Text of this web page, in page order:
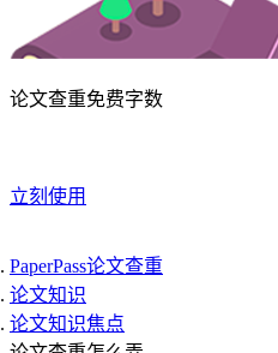
论文查重免费字数
立刻使用
PaperPass论文查重
论文知识
论文知识焦点